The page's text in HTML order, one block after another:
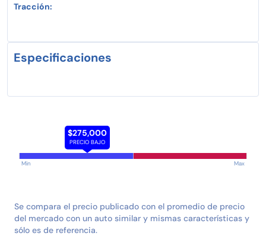
Tracción:
Especificaciones
$275,000
PRECIO BAJO
Min Max
Se compara el precio publicado con el promedio de precio
del mercado con un auto similar y mismas características y
sólo es de referencia.